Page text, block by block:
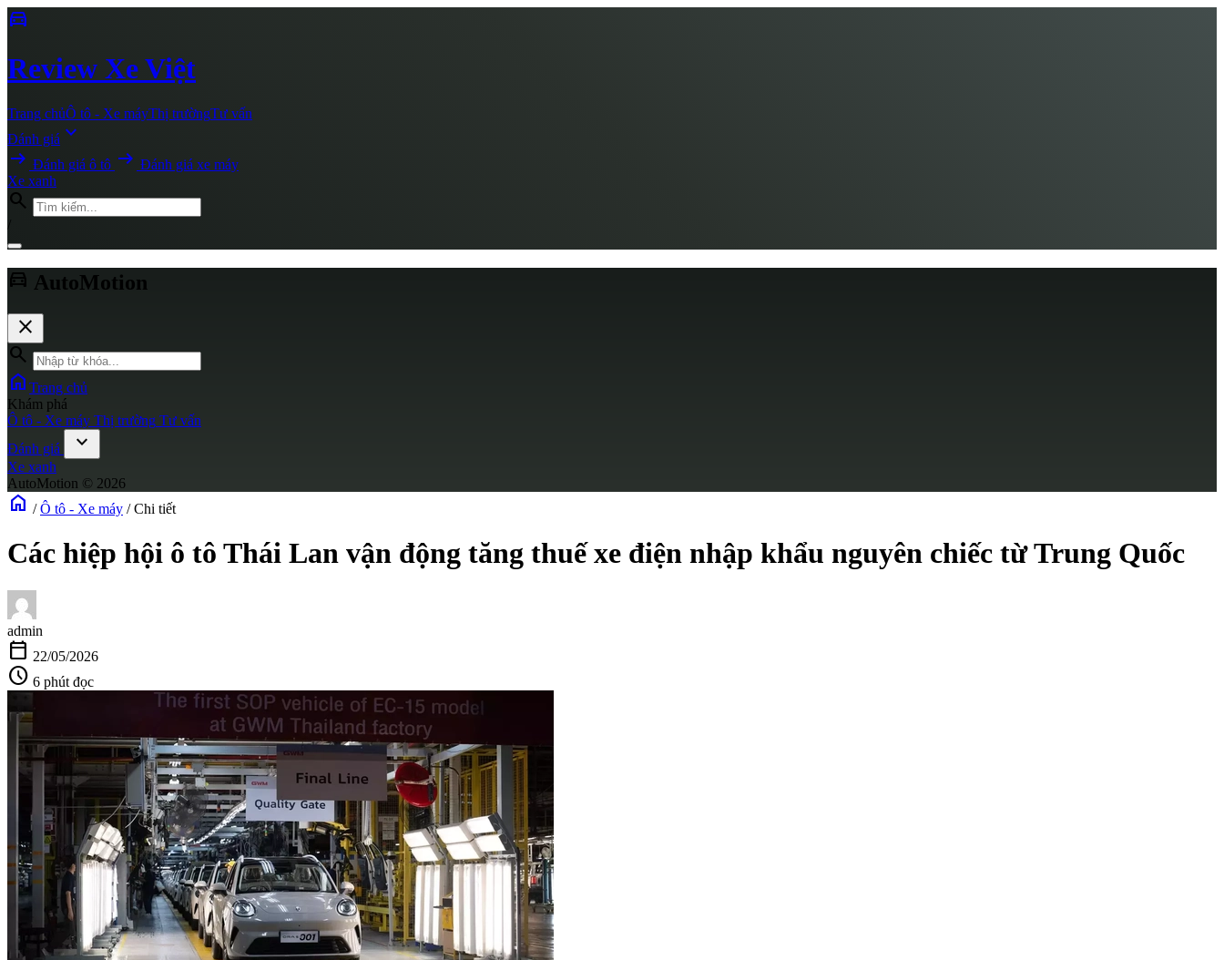
directions_car
Review Xe Việt
Trang chủÔ tô - Xe máyThị trườngTư vấn
Đánh giá expand_more
arrow_right_alt Đánh giá ô tô arrow_right_alt Đánh giá xe máy
Xe xanh
search
directions_car AutoMotion
close
search
home Trang chủ
Khám phá
Ô tô - Xe máy Thị trường Tư vấn
Đánh giá
expand_more
Xe xanh
AutoMotion © 2026
home / Ô tô - Xe máy / Chi tiết
Các hiệp hội ô tô Thái Lan vận động tăng thuế xe điện nhập khẩu nguyên chiếc từ Trung Quốc
admin
calendar_today 22/05/2026
schedule 6 phút đọc